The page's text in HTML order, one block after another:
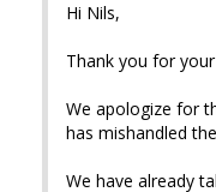
Hi Nils,
Thank you for
We apologize for
has mishandled
We have already